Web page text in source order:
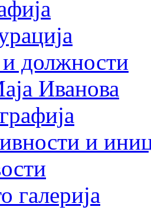
должности
Иванова
и
галерија